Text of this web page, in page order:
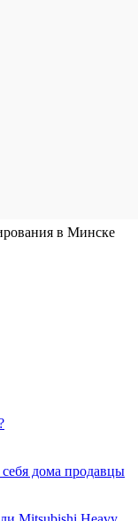
в Минске
себя дома продавцы